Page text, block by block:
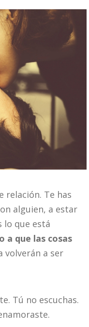
relación. Te has
alguien, a estar
lo que está
a que las cosas
volverán a ser
Tú no escuchas.